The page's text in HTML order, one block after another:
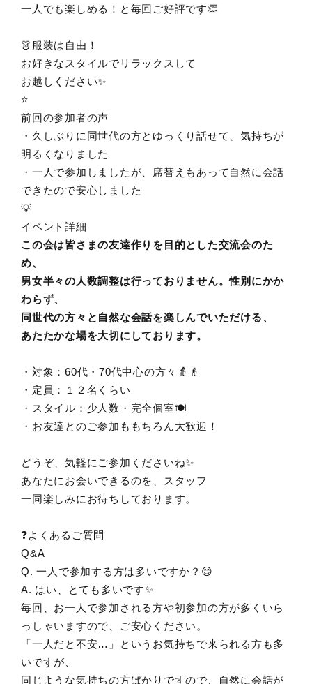
一人でも楽しめる！と毎回ご好評です👏
👗服装は自由！
お好きなスタイルでリラックスして
お越しください✨
⭐️
前回の参加者の声
・久しぶりに同世代の方とゆっくり話せて、気持ちが
明るくなりました
・一人で参加しましたが、席替えもあって自然に会話
できたので安心しました
💡
イベント詳細
この会は皆さまの友達作りを目的とした交流会のた
め、
男女半々の人数調整は行っておりません。性別にかか
わらず、
同世代の方々と自然な会話を楽しんでいただける、
あたたかな場を大切にしております。
・対象：60代・70代中心の方々👵👴
・定員：１２名くらい
・スタイル：少人数・完全個室🍽️
・お友達とのご参加ももちろん大歓迎！
どうぞ、気軽にご参加くださいね✨
あなたにお会いできるのを、スタッフ
一同楽しみにお待ちしております。
❓よくあるご質問
Q&A
Q. 一人で参加する方は多いですか？😊
A. はい、とても多いです✨
毎回、お一人で参加される方や初参加の方が多くいら
っしゃいますので、ご安心ください。
「一人だと不安…」というお気持ちで来られる方も多
いですが、
同じような気持ちの方ばかりですので、自然に会話が